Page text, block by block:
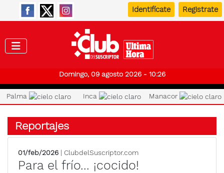
Identifícate Registrate
Domingo, 09 agosto 2026 - 10:26
Palma Inca Manacor
Reportajes
01/feb/2026 | ClubdelSuscriptor.com
Para el frío... ¡cocido!